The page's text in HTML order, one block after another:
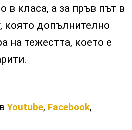
класа, а за пръв път в
която допълнително
на тежестта, което е
вYoutube, Facebook,